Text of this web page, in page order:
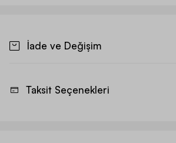
İade ve Değişim
Taksit Seçenekleri